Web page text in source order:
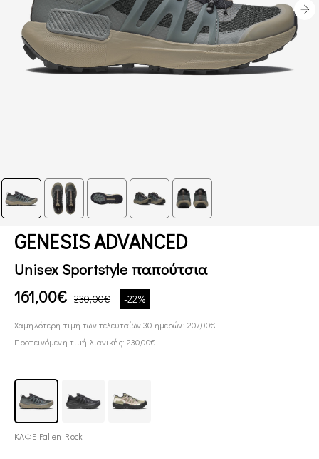
GENESIS ADVANCED
Unisex Sportstyle παπούτσια
161,00€ 230,00€ -22%
Χαμηλότερη τιμή των τελευταίων 30 ημερών: 207,00€
Προτεινόμενη τιμή λιανικής: 230,00€
ΚΑΦΕ Fallen Rock